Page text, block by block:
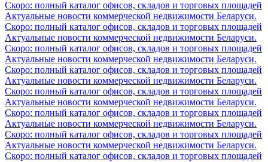
Скоро: полный каталог офисов, складов и торговых площадей
Актуальные новости коммерческой недвижимости Беларуси.
Скоро: полный каталог офисов, складов и торговых площадей
Актуальные новости коммерческой недвижимости Беларуси.
Скоро: полный каталог офисов, складов и торговых площадей
Актуальные новости коммерческой недвижимости Беларуси.
Скоро: полный каталог офисов, складов и торговых площадей
Актуальные новости коммерческой недвижимости Беларуси.
Скоро: полный каталог офисов, складов и торговых площадей
Актуальные новости коммерческой недвижимости Беларуси.
Скоро: полный каталог офисов, складов и торговых площадей
Актуальные новости коммерческой недвижимости Беларуси.
Скоро: полный каталог офисов, складов и торговых площадей
Актуальные новости коммерческой недвижимости Беларуси.
Скоро: полный каталог офисов, складов и торговых площадей